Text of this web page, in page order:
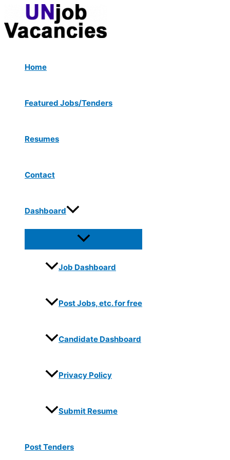
content
Home
Featured Jobs/Tenders
Resumes
Contact
Dashboard
Menu
Toggle
Job Dashboard
Post Jobs, etc. for free
Candidate Dashboard
Privacy Policy
Submit Resume
Post Tenders